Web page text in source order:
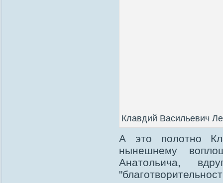
Клавдий Васильевич
А это полотно
нынешнему
Анатольича,